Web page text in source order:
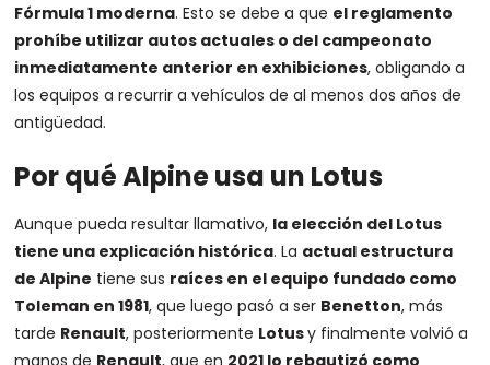
Fórmula 1 moderna. Esto se debe a que el reglamento
prohíbe utilizar autos actuales o del campeonato
inmediatamente anterior en exhibiciones, obligando a
los equipos a recurrir a vehículos de al menos dos años de
antigüedad.
Por qué Alpine usa un Lotus
Aunque pueda resultar llamativo, la elección del Lotus
tiene una explicación histórica. La actual estructura
de Alpine tiene sus raíces en el equipo fundado como
Toleman en 1981, que luego pasó a ser Benetton, más
tarde Renault, posteriormente Lotusy finalmente volvió a
manos de Renault, que en 2021 lo rebautizó como